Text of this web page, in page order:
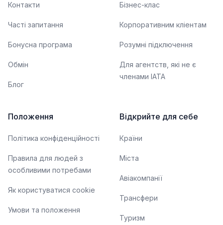
Контакти
Часті запитання
Бонусна програма
Обмін
Блог
Бізнес-клас
Корпоративним кліентам
Розумні підключення
Для агентств, які не є
членами IATA
Положення
Політика конфіденційності
Правила для людей з
особливими потребами
Як користуватися cookie
Умови та положення
Відкрийте для себе
Країни
Міста
Авіакомпанії
Трансфери
Туризм